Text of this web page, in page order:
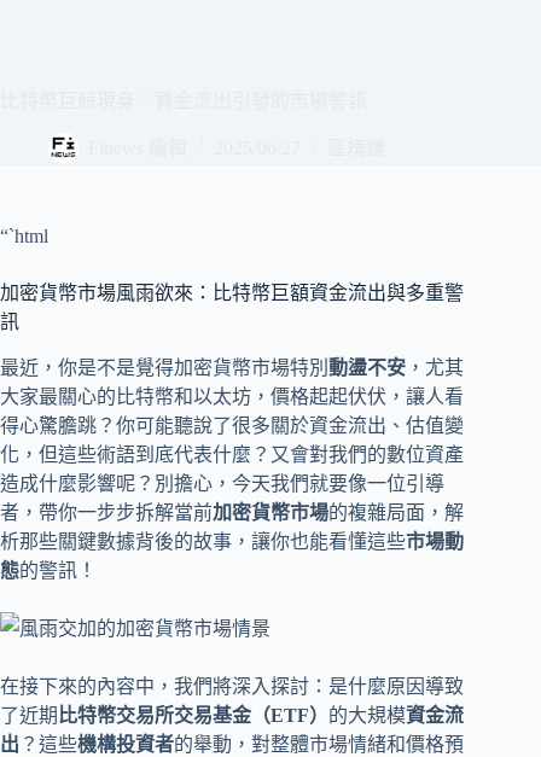
“`html
加密貨幣市場風雨欲來：比特幣巨額資金流出與多重警
訊
最近，你是不是覺得加密貨幣市場特別 動盪不安 ，尤其
大家最關心的比特幣和以太坊，價格起起伏伏，讓人看
得心驚膽跳？你可能聽說了很多關於資金流出、估值變
化，但這些術語到底代表什麼？又會對我們的數位資產
造成什麼影響呢？別擔心，今天我們就要像一位引導
者，帶你一步步拆解當前加密貨幣市場的複雜局面，解
析那些關鍵數據背後的故事，讓你也能看懂這些市場動
態的警訊！
在接下來的內容中，我們將深入探討：是什麼原因導致
了近期比特幣交易所交易基金（ETF） 的大規模資金流
出 ？這些機構投資者的舉動，對整體市場情緒和價格預